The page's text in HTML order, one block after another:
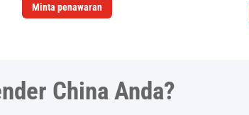
Minta penawaran
China Anda?